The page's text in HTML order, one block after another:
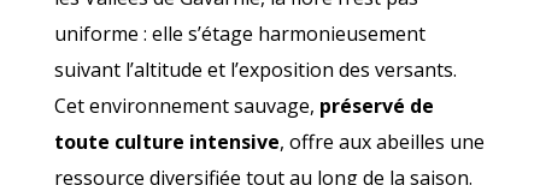
uniforme : elle s’étage harmonieusement
suivant l’altitude et l’exposition des versants.
Cet environnement sauvage, préservé de
toute culture intensive, offre aux abeilles une
ressource diversifiée tout au long de la saison.